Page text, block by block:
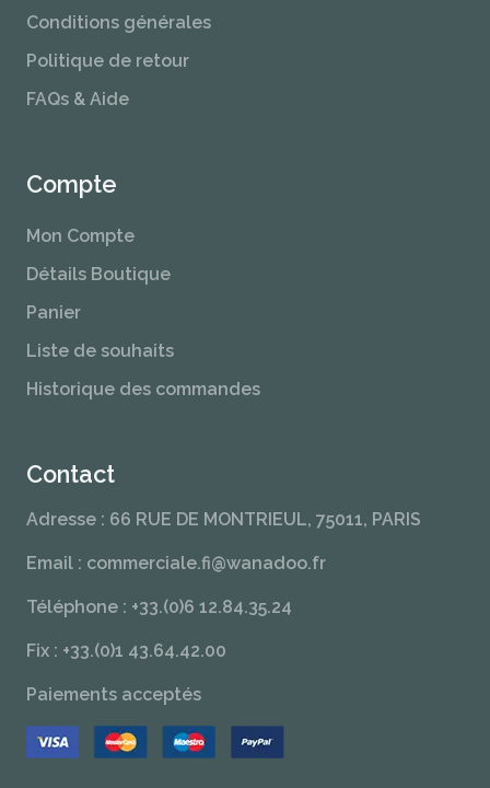
Conditions générales
Politique de retour
FAQs & Aide
Compte
Mon Compte
Détails Boutique
Panier
Liste de souhaits
Historique des commandes
Contact
Adresse : 66 RUE DE MONTRIEUL, 75011, PARIS
Email : commerciale.fi@wanadoo.fr
Téléphone : +33.(0)6 12.84.35.24
Fix : +33.(0)1 43.64.42.00
Paiements acceptés